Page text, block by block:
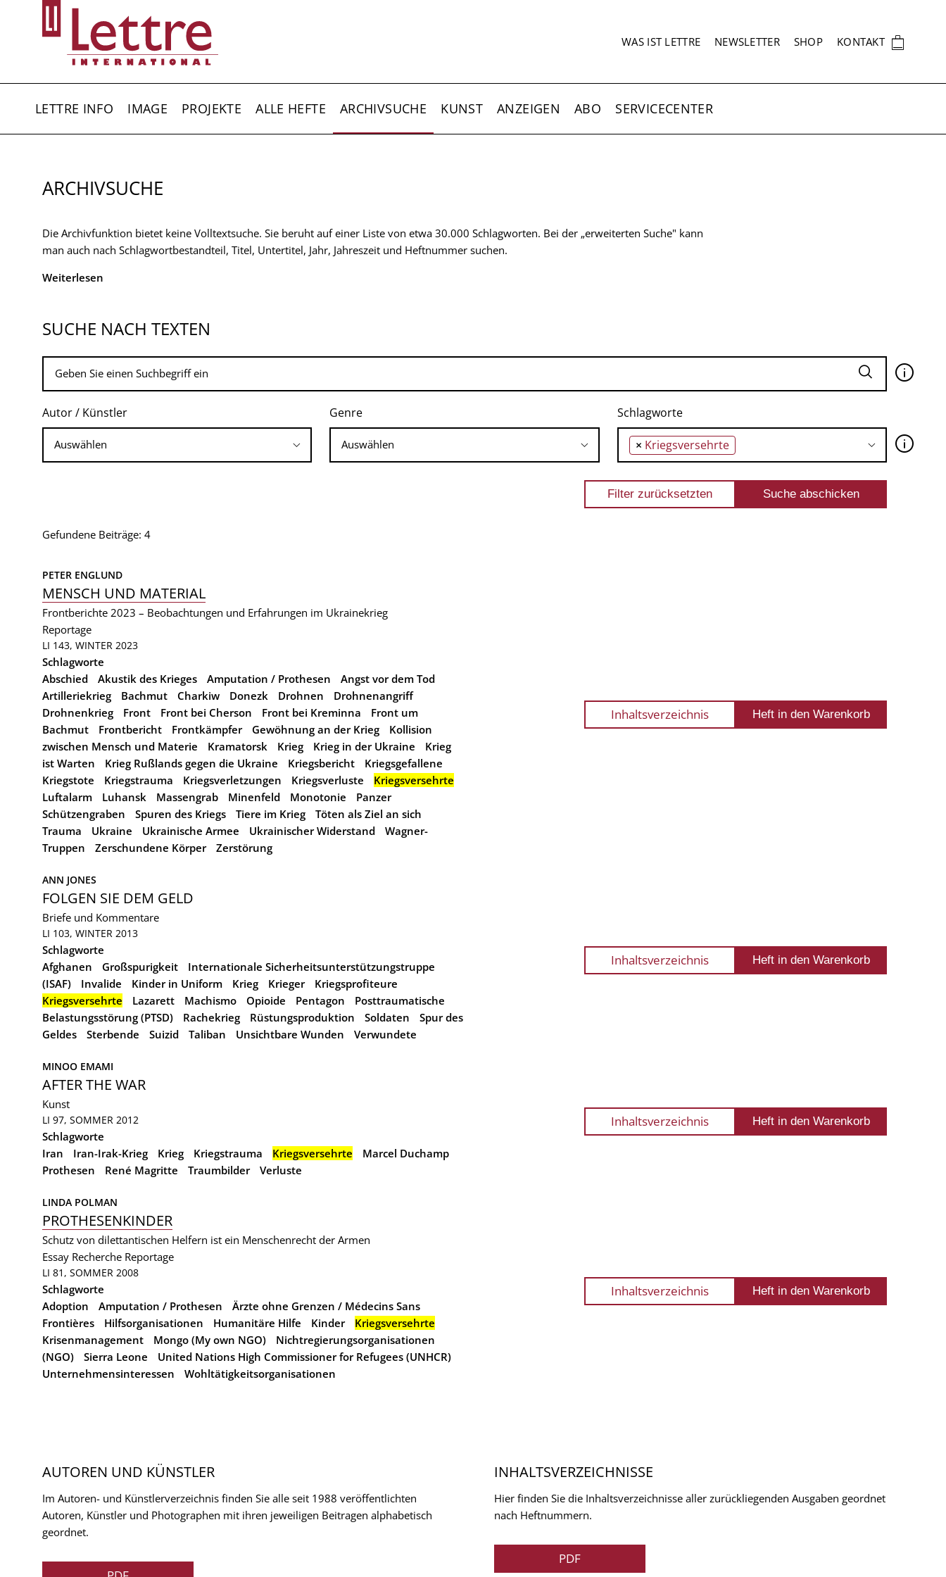
SEKUNDÄRNAVIGATION
WAS IST LETTRE NEWSLETTER SHOP KONTAKT 🛍
LETTRE INFO IMAGE PROJEKTE ALLE HEFTE ARCHIVSUCHE KUNST ANZEIGEN ABO SERVICECENTER
ARCHIVSUCHE
Die Archivfunktion bietet keine Volltextsuche. Sie beruht auf einer Liste von etwa 30.000 Schlagworten. Bei der „erweiterten Suche" kann
man auch nach Schlagwortbestandteil, Titel, Untertitel, Jahr, Jahreszeit und Heftnummer suchen.
Weiterlesen
SUCHE NACH TEXTEN
🛈
Autor / Künstler Genre Schlagworte
× Kriegsversehrte 🛈
Gefundene Beiträge: 4
PETER ENGLUND
MENSCH UND MATERIAL
Frontberichte 2023 – Beobachtungen und Erfahrungen im Ukrainekrieg
Reportage
LI 143, WINTER 2023
Schlagworte
Abschied
Akustik des Krieges Amputation / Prothesen
Angst vor dem Tod
Artilleriekrieg
Bachmut Charkiw Donezk Drohnen
Drohnenangriff
Drohnenkrieg
Front Front bei Cherson Front bei Kreminna
Front um
Bachmut
Frontbericht Frontkämpfer Gewöhnung an der Krieg
Kollision
zwischen Mensch und Materie
Kramatorsk Krieg Krieg in der Ukraine
Krieg
ist Warten
Krieg Rußlands gegen die Ukraine Kriegsbericht
Kriegsgefallene
Kriegstote
Kriegstrauma Kriegsverletzungen Kriegsverluste
Kriegsversehrte
Luftalarm
Luhansk Massengrab Minenfeld Monotonie
Panzer
Schützengraben
Spuren des Kriegs Tiere im Krieg
Töten als Ziel an sich
Trauma
Ukraine Ukrainische Armee Ukrainischer Widerstand
Wagner-
Truppen
Zerschundene Körper Zerstörung
Inhaltsverzeichnis
ANN JONES
FOLGEN SIE DEM GELD
Briefe und Kommentare
LI 103, WINTER 2013
Schlagworte
Afghanen
Großspurigkeit
Internationale Sicherheitsunterstützungstruppe
(ISAF)
Invalide Kinder in Uniform Krieg Krieger
Kriegsprofiteure
Kriegsversehrte
Lazarett Machismo Opioide Pentagon
Posttraumatische
Belastungsstörung (PTSD)
Rachekrieg Rüstungsproduktion Soldaten
Spur des
Geldes
Sterbende Suizid Taliban Unsichtbare Wunden Verwundete
Inhaltsverzeichnis
MINOO EMAMI
AFTER THE WAR
Kunst
LI 97, SOMMER 2012
Schlagworte
Iran
Iran-Irak-Krieg Krieg Kriegstrauma Kriegsversehrte
Marcel Duchamp
Prothesen
René Magritte Traumbilder Verluste
Inhaltsverzeichnis
LINDA POLMAN
PROTHESENKINDER
Schutz von dilettantischen Helfern ist ein Menschenrecht der Armen
Essay Recherche Reportage
LI 81, SOMMER 2008
Schlagworte
Adoption
Amputation / Prothesen
Ärzte ohne Grenzen / Médecins Sans
Frontières
Hilfsorganisationen Humanitäre Hilfe Kinder
Kriegsversehrte
Krisenmanagement
Mongo (My own NGO)
Nichtregierungsorganisationen
(NGO)
Sierra Leone
United Nations High Commissioner for Refugees (UNHCR)
Unternehmensinteressen
Wohltätigkeitsorganisationen
Inhaltsverzeichnis
AUTOREN UND KÜNSTLER
Im Autoren- und Künstlerverzeichnis finden Sie alle seit 1988 veröffentlichten
Autoren, Künstler und Photographen mit ihren jeweiligen Beitragen alphabetisch
geordnet.
INHALTSVERZEICHNISSE
Hier finden Sie die Inhaltsverzeichnisse aller zurückliegenden Ausgaben geordnet
nach Heftnummern.
PDF